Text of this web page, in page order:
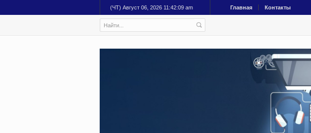
(ЧТ) Август 06, 2026 11:42:10 am Главная Контакты